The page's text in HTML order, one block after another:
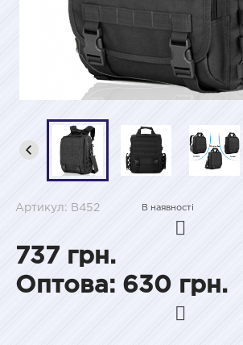
Артикул: B452 В наявності
737 грн.
Оптова: 630 грн.